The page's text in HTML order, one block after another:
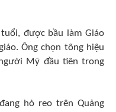
được bầu làm Giáo
Ông chọn tông hiệu
Mỹ đầu tiên trong
hò reo trên Quảng